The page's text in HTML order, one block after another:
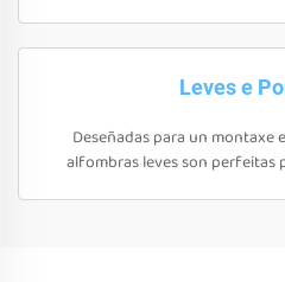
Leves e
Deseñadas para un montaxe
alfombras leves son perfeitas